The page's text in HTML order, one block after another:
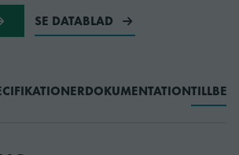
SE DATABLAD
DOKUMENTATION